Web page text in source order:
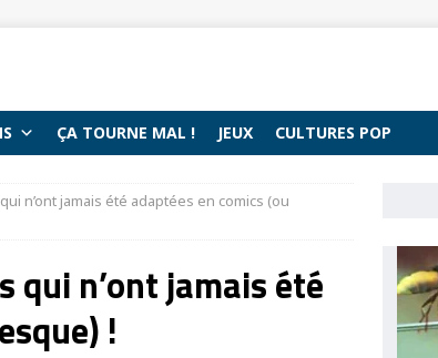
ÇA TOURNE MAL ! JEUX CULTURES POP
n’ont jamais été adaptées en comics (ou
qui n’ont jamais été
!